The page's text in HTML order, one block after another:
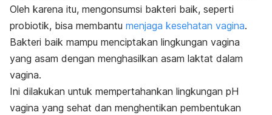
Oleh karena itu, mengonsumsi bakteri baik, seperti
probiotik, bisa membantu menjaga kesehatan vagina.
Bakteri baik mampu menciptakan lingkungan vagina
yang asam dengan menghasilkan asam laktat dalam
vagina.
Ini dilakukan untuk mempertahankan lingkungan pH
vagina yang sehat dan menghentikan pembentukan